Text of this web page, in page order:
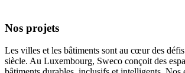
Nos projets
Les villes et les bâtiments sont au cœur des
siècle. Au Luxembourg, Sweco conçoit des